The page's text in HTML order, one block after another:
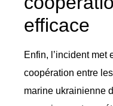
efficace
Enfin, l’incident met
coopération entre
marine ukrainienne